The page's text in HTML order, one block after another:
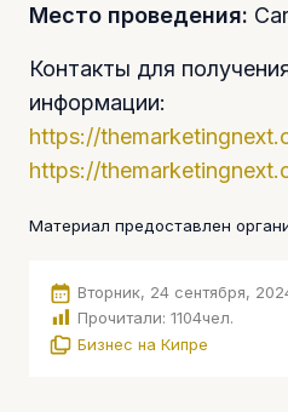
Место проведения:
Контакты для
информации:
https://
https://
Материал предоставлен
Вторник, 24 сентября,
Прочитали: 1104чел.
Бизнес на Кипре